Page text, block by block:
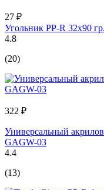
27 ₽
Угольник PP-R 32x90
4.8
(20)
322 ₽
Универсальный
GAGW-03
4.4
(13)